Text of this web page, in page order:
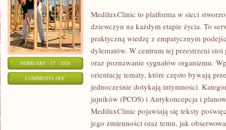
FEBRUARY - 17 - 2026
COMMENTS OFFON
MediluxClinic to platforma w sieci
dziewczyn na każdym etapie życia. To
praktyczną wiedzę z empatycznym
dylematów. W centrum tej przestrzeni
oraz poznawanie sygnałów organizmu.
orientację tematy, które często bywają
jednocześnie dotykają intymności.
jajników (PCOS) i Antykoncepcja i
MediluxClinic pojawiają się teksty
jego zmienności oraz temu, jak